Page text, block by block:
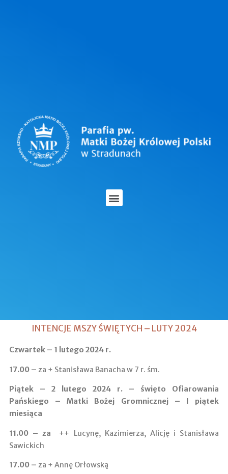
INTENCJE MSZY ŚWIĘTYCH – LUTY 2024
Czwartek – 1 lutego 2024 r.
17.00 – za + Stanisława Banacha w 7 r. śm.
Piątek – 2 lutego 2024 r. – święto Ofiarowania
Pańskiego – Matki Bożej Gromnicznej – I piątek
miesiąca
11.00 – za ++ Lucynę, Kazimierza, Alicję i Stanisława
Sawickich
17.00 – za + Annę Orłowską